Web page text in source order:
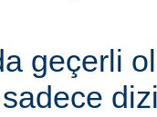
geçerli